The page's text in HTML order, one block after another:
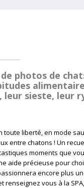
photos de
leur sieste, leur
liberté, en mode
entre chatons ! Un
moments que
aide précieuse pour
encore plus
renseignez vous à la